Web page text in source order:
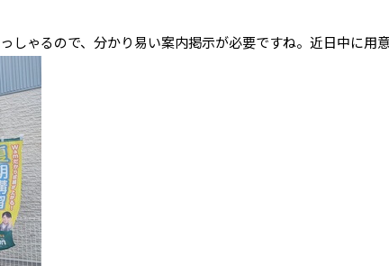
ゃるので、分かり易い案内掲示が必要ですね。近日中に用意